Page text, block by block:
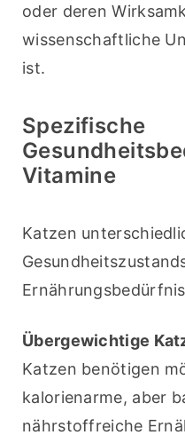
oder deren
wissenschaftliche
ist.
Spezifische
Vitamine
Katzen
Übergewichtige
Katzen benötigen
kalorienarme, aber
nährstoffreiche